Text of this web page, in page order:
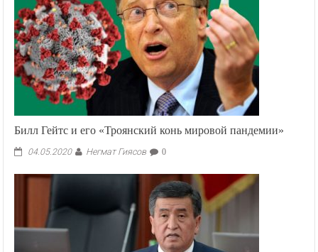
Билл Гейтс и его «Троянский конь мировой пандемии»
04.05.2020 Негмат Гиясов 0